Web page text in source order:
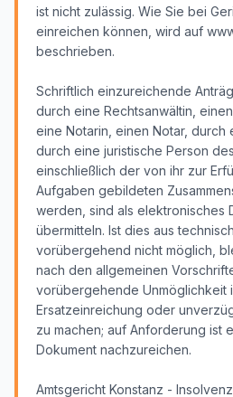
ist nicht zulässig. Wie Sie bei
einreichen können, wird auf
beschrieben.
Schriftlich einzureichende
durch eine Rechtsanwältin,
eine Notarin, einen Notar,
durch eine juristische Person
einschließlich der von ihr zur
Aufgaben gebildeten
werden, sind als elektronisches
übermitteln. Ist dies aus
vorübergehend nicht möglich,
nach den allgemeinen
vorübergehende Unmöglichkeit
Ersatzeinreichung oder
zu machen; auf Anforderung ist
Dokument nachzureichen.
Amtsgericht Konstanz -